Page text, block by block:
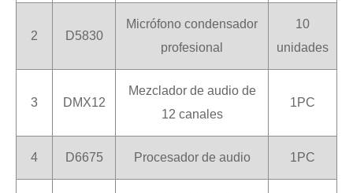
2 D5830
Micrófono condensador
profesional
10
unidades
3 DMX12
Mezclador de audio de
12 canales
1PC
4 D6675 Procesador de audio 1PC